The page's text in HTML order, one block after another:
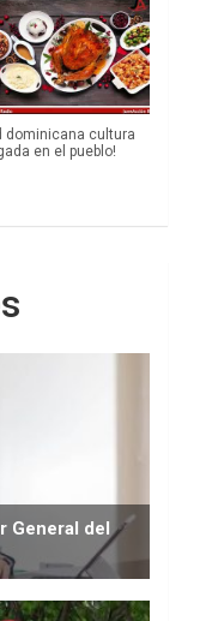
dominicana cultura
en el pueblo!